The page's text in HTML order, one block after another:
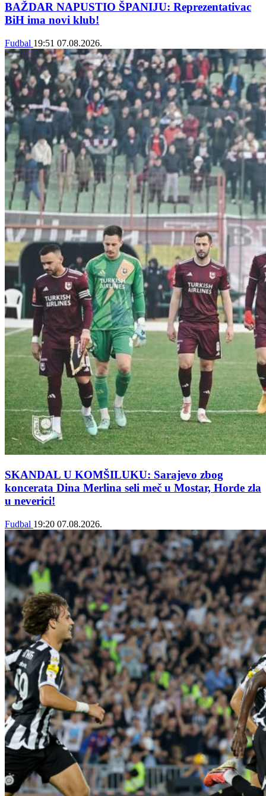
BAŽDAR NAPUSTIO ŠPANIJU: Reprezentativac
BiH ima novi klub!
Fudbal 19:51 07.08.2026.
SKANDAL U KOMŠILUKU: Sarajevo zbog
koncerata Dina Merlina seli meč u Mostar, Horde zla
u neverici!
Fudbal 19:20 07.08.2026.